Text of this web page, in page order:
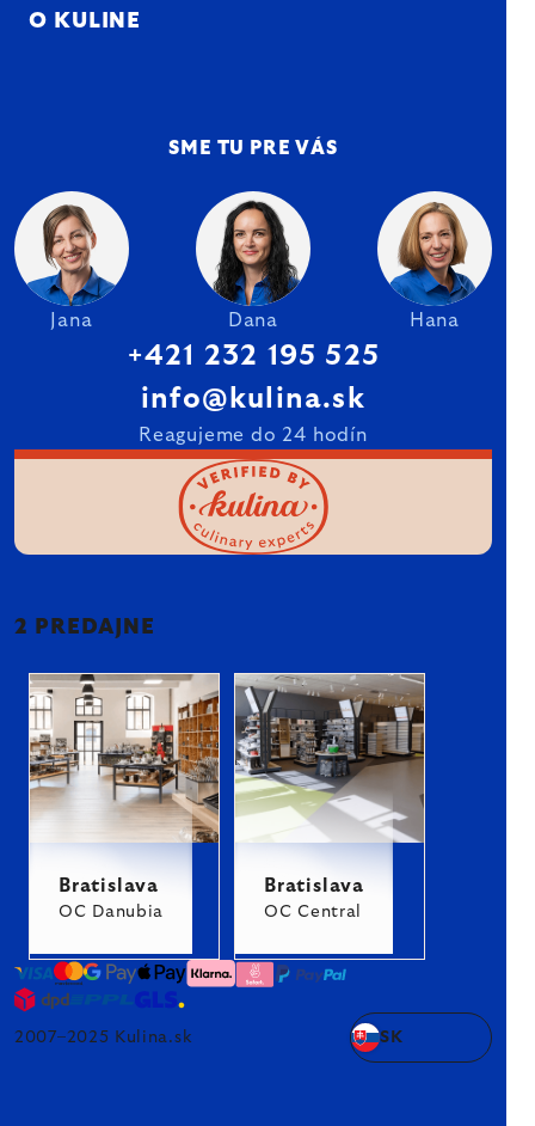
O KULINE
SME TU PRE VÁS
Jana Dana Hana
+421 232 195 525
info@kulina.sk
Reagujeme do 24 hodín
2 PREDAJNE
Bratislava
OC Danubia
Bratislava
OC Central
2007–2025 Kulina.sk SK